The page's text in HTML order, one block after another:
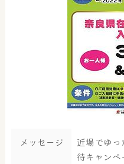
メッセージ
近場でゆ
待キャンペ